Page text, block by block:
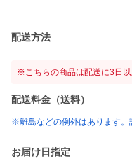
配送方法
※こちらの商品は配送に3日
配送料金（送料）
※離島などの例外はあります。
お届け日指定